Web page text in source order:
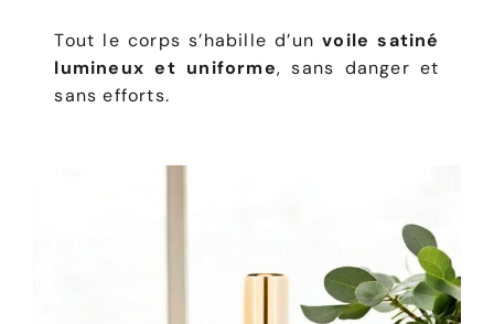
Tout le corps s’habille d’unvoile satiné
lumineux et uniforme, sans danger et
sans efforts.